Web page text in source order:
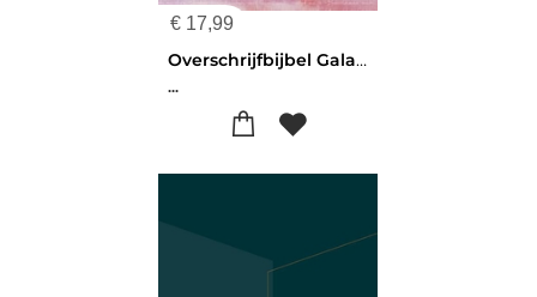
€ 17,99
Overschrijfbijbel Galaten T/m 2 Tessalon
...